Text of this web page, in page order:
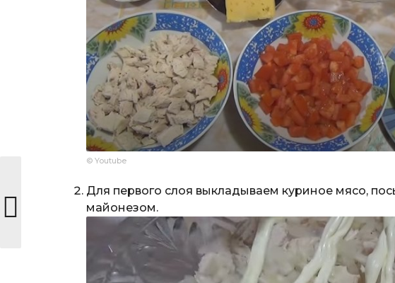
© Youtube
Для первого слоя выкладываем куриное мясо,
майонезом.